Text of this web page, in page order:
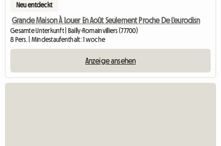
Neu entdeckt
Grande Maison À Louer En Août Seulement Proche De L'eurodisn
Gesamte Unterkunft | Bailly-Romainvilliers (77700)
8 Pers. | Mindestaufenthalt: 1 woche
Anzeige ansehen